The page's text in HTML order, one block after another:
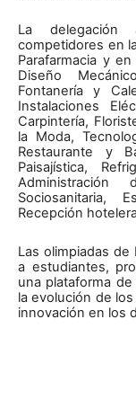
La delegación
competidores en
Parafarmacia y
Diseño
Fontanería y
Instalaciones
Carpintería,
la Moda,
Restaurante y
Paisajística,
Sociosanitaria,
Recepción
Las olimpiadas
a estudiantes,
una plataforma
la evolución de
innovación en los